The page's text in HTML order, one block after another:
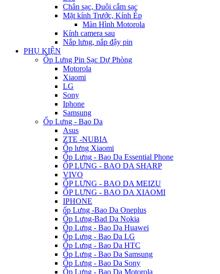
Chân sạc, Đuôi cắm sạc
Mặt kính Trước, Kính Ép
Màn Hình Motorola
Kính camera sau
Nắp lưng, nắp đậy pin
PHỤ KIỆN
Ốp Lưng Pin Sạc Dự Phòng
Motorola
Xiaomi
LG
Sony
Iphone
Samsung
Ốp Lưng - Bao Da
Asus
ZTE -NUBIA
Ốp lưng Xiaomi
Ốp Lưng - Bao Da Essential Phone
ỐP LƯNG - BAO DA SHARP
VIVO
ỐP LƯNG - BAO DA MEIZU
ỐP LƯNG - BAO DA XIAOMI
IPHONE
ốp Lưng -Bao Da Oneplus
Ốp Lưng-Bad Da Nokia
Ốp Lưng - Bao Da Huawei
Ốp Lưng - Bao Da LG
Ốp Lưng - Bao Da HTC
Ốp Lưng - Bao Da Samsung
Ốp Lưng - Bao Da Sony
Ốp Lưng - Bao Da Motorola